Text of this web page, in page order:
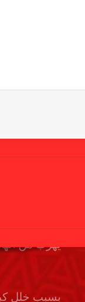
كاميرا
شكوى
بسبب
يهرب من
بسبب خلل